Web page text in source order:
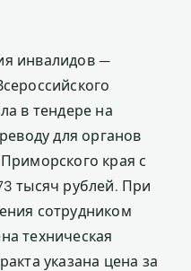
инвалидов —
в тендере на
для органов
края с
тысяч рублей. При
сотрудником
техническая
указана цена за